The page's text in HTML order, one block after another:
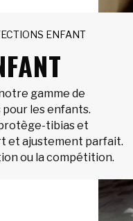
ENFANT
gamme de
les enfants.
tibias et
et ajustement parfait.
ou la compétition.